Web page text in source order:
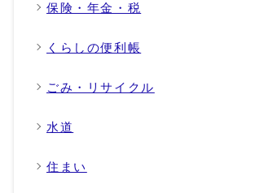
保険・年金・税
くらしの便利帳
ごみ・リサイクル
水道
住まい